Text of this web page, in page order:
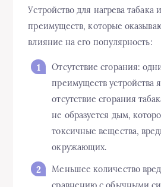
Устройство для нагрева табака
преимуществ, которые
влияние на его популярность:
Отсутствие сгорания:
преимуществ устройства
отсутствие сгорания
не образуется дым,
токсичные вещества,
окружающих.
Меньшее количество